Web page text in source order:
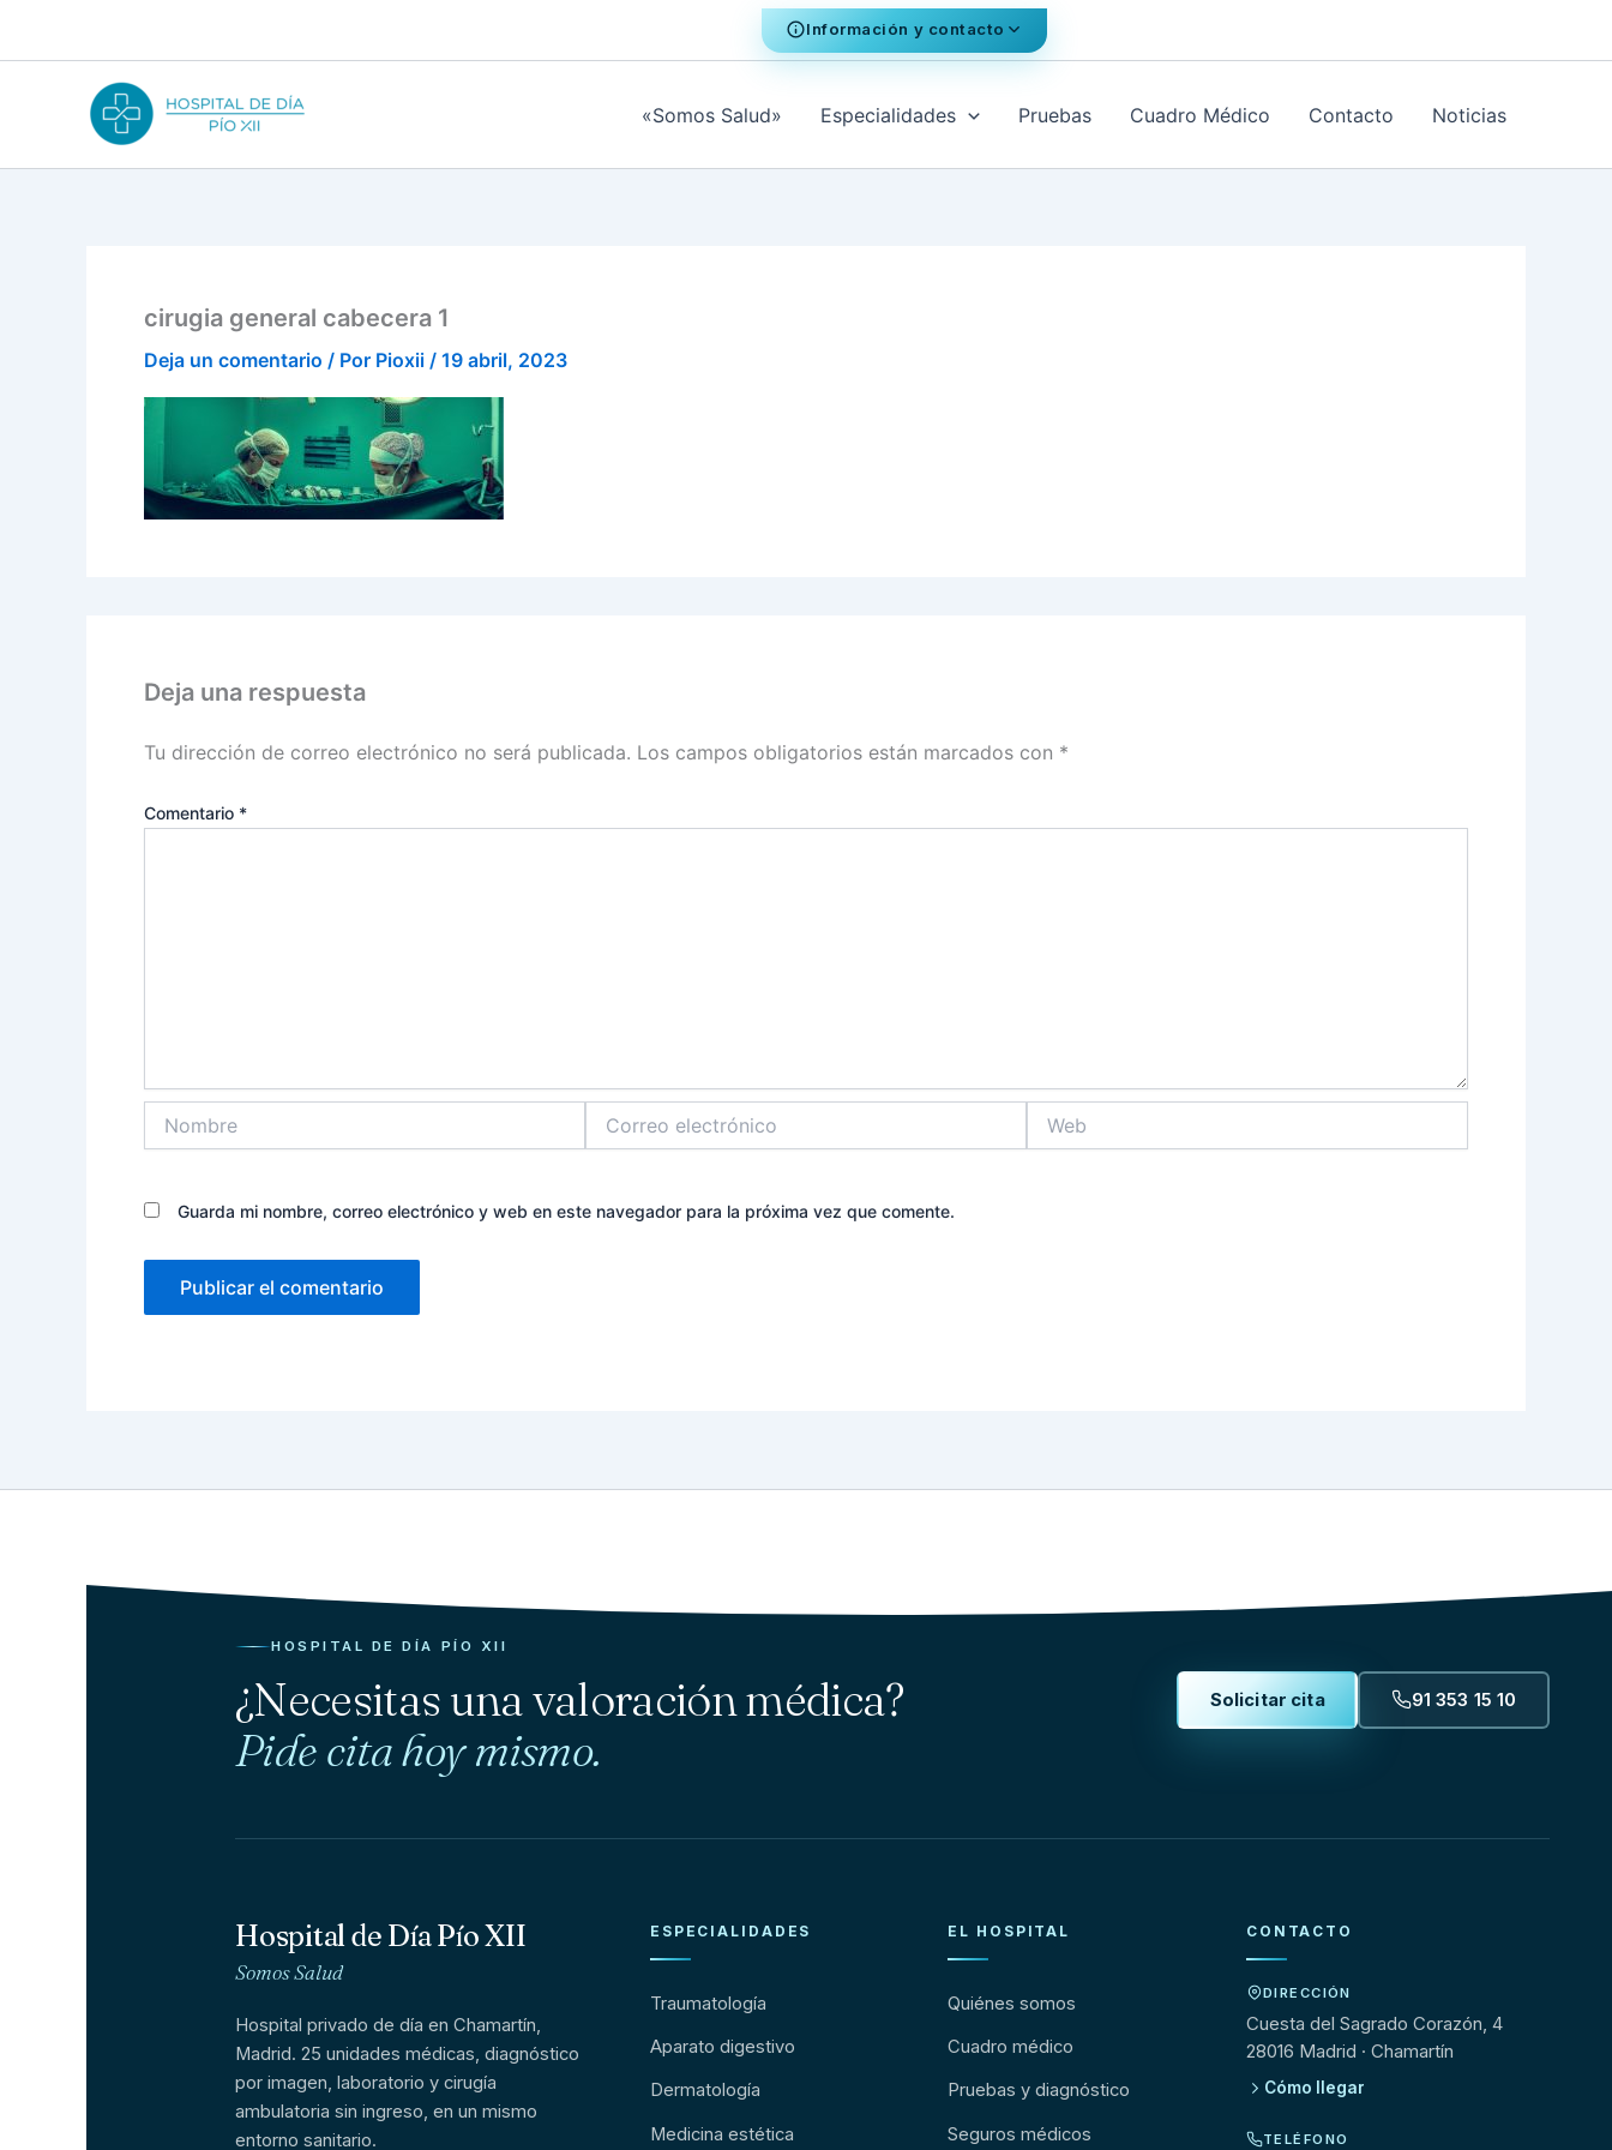
Información y contacto
«Somos Salud» Especialidades Pruebas Cuadro Médico Contacto Noticias
cirugia general cabecera 1
Deja un comentario / Por Pioxii / 19 abril, 2023
Deja una respuesta
Tu dirección de correo electrónico no será publicada. Los campos obligatorios están marcados con *
Comentario *
electrónico
Guarda mi nombre, correo electrónico y web en este navegador para la próxima vez que comente.
HOSPITAL DE DÍA PÍO XII
¿Necesitas una valoración médica?
Pide cita hoy mismo.
Solicitar cita 91 353 15 10
Hospital de Día Pío XII
Somos Salud
Hospital privado de día en Chamartín,
Madrid. 25 unidades médicas, diagnóstico
por imagen, laboratorio y cirugía
ambulatoria sin ingreso, en un mismo
entorno sanitario.
ESPECIALIDADES
Traumatología
Aparato digestivo
Dermatología
Medicina estética
EL HOSPITAL
Quiénes somos
Cuadro médico
Pruebas y diagnóstico
Seguros médicos
CONTACTO
DIRECCIÓN
Cuesta del Sagrado Corazón, 4
28016 Madrid · Chamartín
Cómo llegar
TELÉFONO